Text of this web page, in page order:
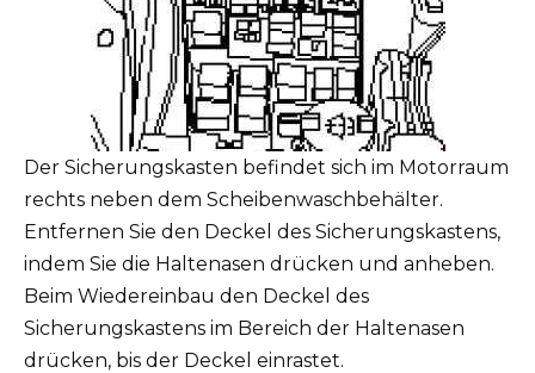
Der Sicherungskasten befindet sich im Motorraum
rechts neben dem Scheibenwaschbehälter.
Entfernen Sie den Deckel des Sicherungskastens,
indem Sie die Haltenasen drücken und anheben.
Beim Wiedereinbau den Deckel des
Sicherungskastens im Bereich der Haltenasen
drücken, bis der Deckel einrastet.